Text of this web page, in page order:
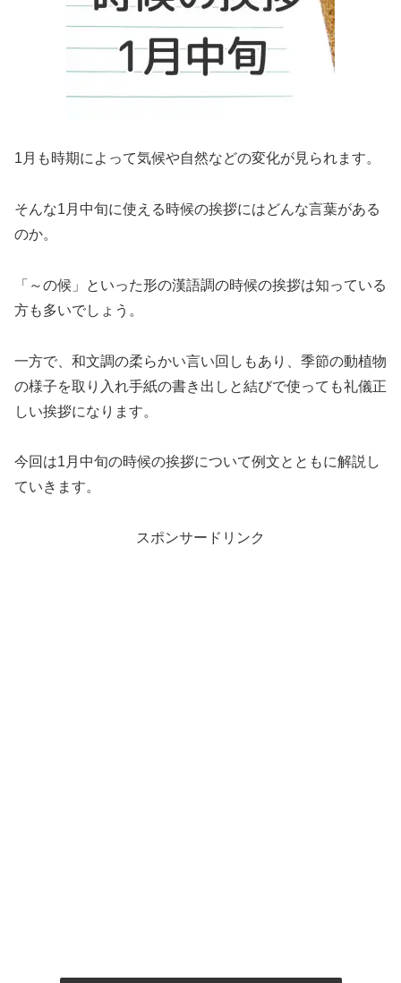
1月も時期によって気候や自然などの変化が見られます。
そんな1月中旬に使える時候の挨拶にはどんな言葉がある
のか。
「～の候」といった形の漢語調の時候の挨拶は知っている
方も多いでしょう。
一方で、和文調の柔らかい言い回しもあり、季節の動植物
の様子を取り入れ手紙の書き出しと結びで使っても礼儀正
しい挨拶になります。
今回は1月中旬の時候の挨拶について例文とともに解説し
ていきます。
スポンサードリンク